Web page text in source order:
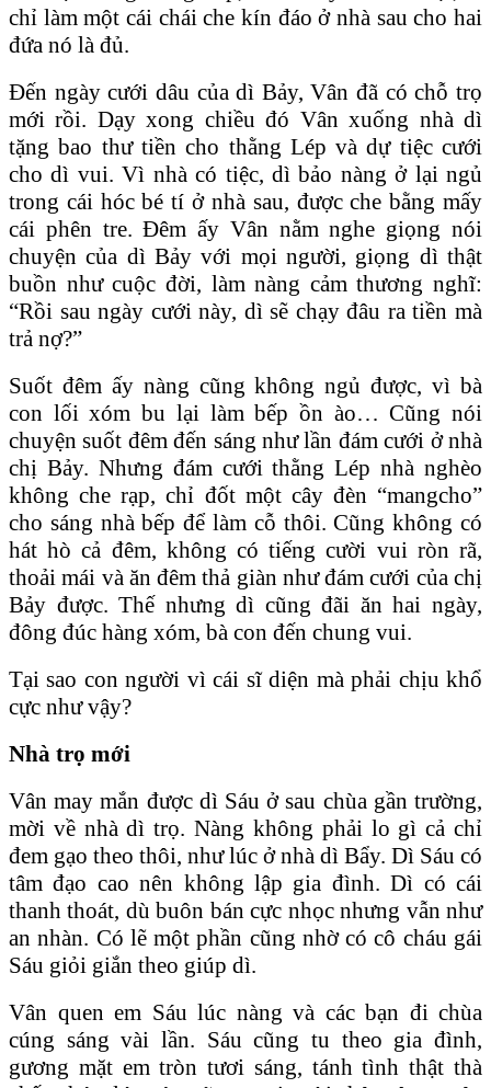
chỉ làm một cái chái che kín đáo ở nhà sau cho hai
đứa nó là đủ.
Đến ngày cưới dâu của dì Bảy, Vân đã có chỗ trọ
mới rồi. Dạy xong chiều đó Vân xuống nhà dì
tặng bao thư tiền cho thằng Lép và dự tiệc cưới
cho dì vui. Vì nhà có tiệc, dì bảo nàng ở lại ngủ
trong cái hóc bé tí ở nhà sau, được che bằng mấy
cái phên tre. Đêm ấy Vân nằm nghe giọng nói
chuyện của dì Bảy với mọi người, giọng dì thật
buồn như cuộc đời, làm nàng cảm thương nghĩ:
“Rồi sau ngày cưới này, dì sẽ chạy đâu ra tiền mà
trả nợ?”
Suốt đêm ấy nàng cũng không ngủ được, vì bà
con lối xóm bu lại làm bếp ồn ào… Cũng nói
chuyện suốt đêm đến sáng như lần đám cưới ở nhà
chị Bảy. Nhưng đám cưới thằng Lép nhà nghèo
không che rạp, chỉ đốt một cây đèn “mangcho”
cho sáng nhà bếp để làm cỗ thôi. Cũng không có
hát hò cả đêm, không có tiếng cười vui ròn rã,
thoải mái và ăn đêm thả giàn như đám cưới của chị
Bảy được. Thế nhưng dì cũng đãi ăn hai ngày,
đông đúc hàng xóm, bà con đến chung vui.
Tại sao con người vì cái sĩ diện mà phải chịu khổ
cực như vậy?
Nhà trọ mới
Vân may mắn được dì Sáu ở sau chùa gần trường,
mời về nhà dì trọ. Nàng không phải lo gì cả chỉ
đem gạo theo thôi, như lúc ở nhà dì Bẩy. Dì Sáu có
tâm đạo cao nên không lập gia đình. Dì có cái
thanh thoát, dù buôn bán cực nhọc nhưng vẫn như
an nhàn. Có lẽ một phần cũng nhờ có cô cháu gái
Sáu giỏi giắn theo giúp dì.
Vân quen em Sáu lúc nàng và các bạn đi chùa
cúng sáng vài lần. Sáu cũng tu theo gia đình,
gương mặt em tròn tươi sáng, tánh tình thật thà